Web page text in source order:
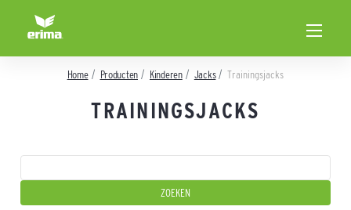
Home Producten Kinderen Jacks Trainingsjacks
TRAININGSJACKS